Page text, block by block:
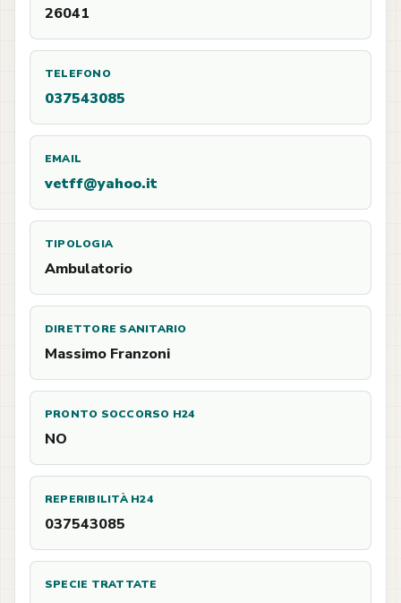
26041
TELEFONO
037543085
EMAIL
vetff@yahoo.it
TIPOLOGIA
Ambulatorio
DIRETTORE SANITARIO
Massimo Franzoni
PRONTO SOCCORSO H24
NO
REPERIBILITÀ H24
037543085
SPECIE TRATTATE